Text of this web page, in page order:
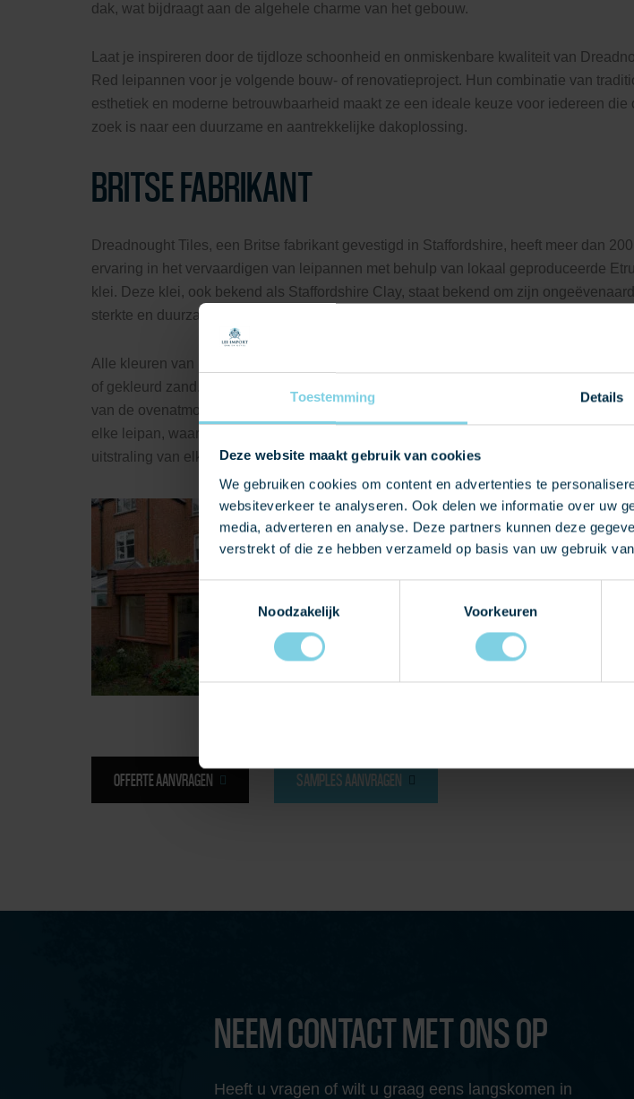
Toestemming Details
Deze website maakt gebruik van cookies
We gebruiken cookies om content en advertenties te
websiteverkeer te analyseren. Ook delen we informatie over uw
media, adverteren en analyse. Deze partners kunnen deze
verstrekt of die ze hebben verzameld op basis van uw gebruik
Toestemmingsselectie
Noodzakelijk
Voorkeuren
dak, wat bijdraagt aan de algehele charme van het gebouw.
Laat je inspireren door de tijdloze schoonheid en onmiskenbare kwaliteit van
Red leipannen voor je volgende bouw- of renovatieproject. Hun combinatie van
esthetiek en moderne betrouwbaarheid maakt ze een ideale keuze voor iedereen die
zoek is naar een duurzame en aantrekkelijke dakoplossing.
BRITSE FABRIKANT
Dreadnought Tiles, een Britse fabrikant gevestigd in Staffordshire, heeft meer dan
ervaring in het vervaardigen van leipannen met behulp van lokaal geproduceerde
klei. Deze klei, ook bekend als Staffordshire Clay, staat bekend om zijn
sterkte en duurzaamheid, en wordt ook gebruikt voor baksteenproductie.
Alle kleuren van Dreadnought, van blauw en bruin tot rood, ontstaan zonder
of gekleurd zand. In plaats daarvan worden de kleuren zorgvuldig gecreëerd door
van de ovenatmosfeer. Deze natuurlijke aanpak zorgt voor subtiele kleurvariaties
elke leipan, waardoor de Dreadnought leipannen een unieke kwaliteit hebben die de
uitstraling van elk dak verbetert.
OFFERTE AANVRAGEN SAMPLES AANVRAGEN
NEEM CONTACT MET ONS OP
Heeft u vragen of wilt u graag eens langskomen in